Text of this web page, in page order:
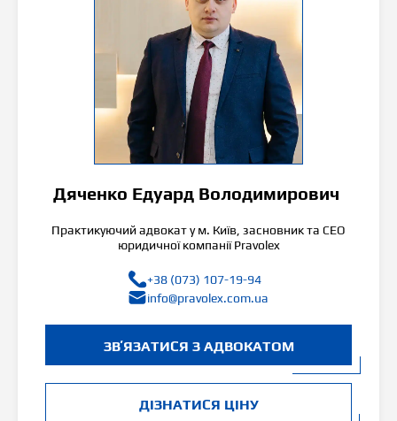
Дяченко Едуард Володимирович
Практикуючий адвокат у м. Київ, засновник та СЕО
юридичної компанії Pravolex
+38 (073) 107-19-94
info@pravolex.com.ua
ЗВʼЯЗАТИСЯ З АДВОКАТОМ
ДІЗНАТИСЯ ЦІНУ